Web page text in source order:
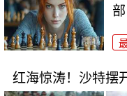
红海惊涛！沙特摆